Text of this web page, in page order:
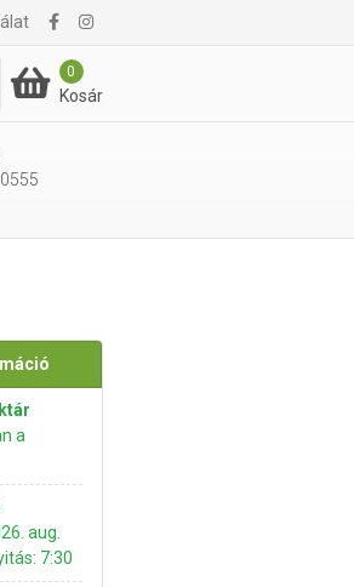
0
Kosár
rakom
a
aug.
7:30